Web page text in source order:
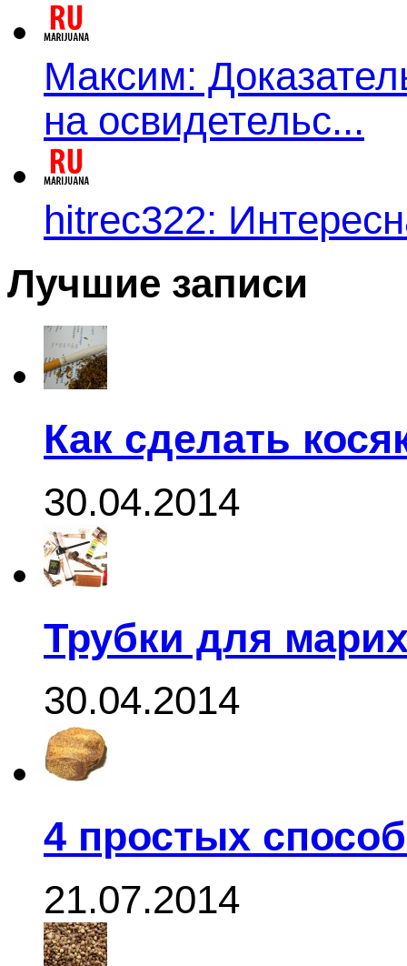
Максим:
на освидетельс...
hitrec322:
Лучшие записи
Как сделать
30.04.2014
Трубки для
30.04.2014
4 простых
21.07.2014